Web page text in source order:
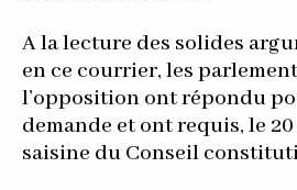
A la lecture des solides
en ce courrier, les
l’opposition ont répondu
demande et ont requis, le
saisine du Conseil